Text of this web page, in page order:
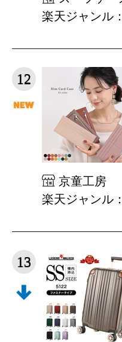
楽天ジャンル
12
京童工房
楽天ジャンル
13